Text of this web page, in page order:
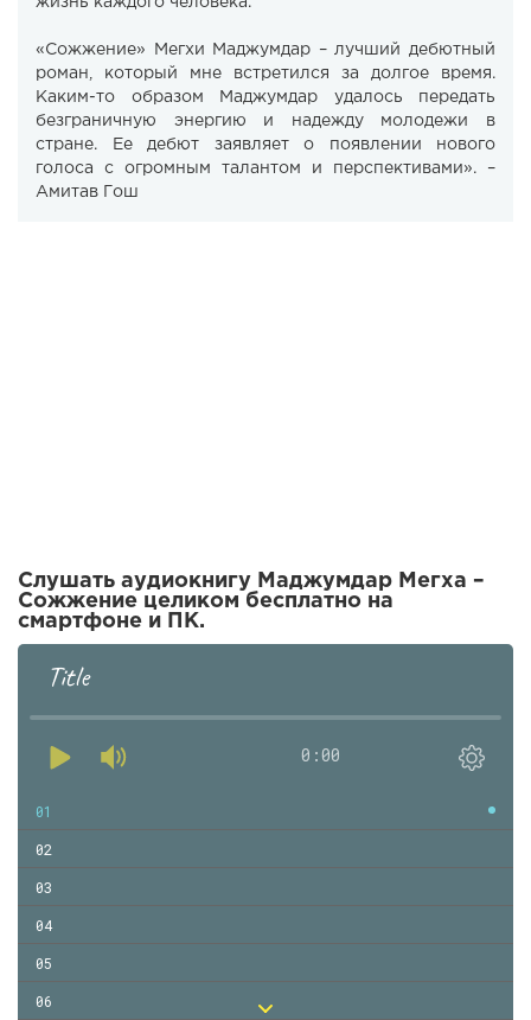
«Сожжение» Мегхи Маджумдар – лучший дебютный
роман, который мне встретился за долгое время.
Каким-то образом Маджумдар удалось передать
безграничную энергию и надежду молодежи в
стране. Ее дебют заявляет о появлении нового
голоса с огромным талантом и перспективами». –
Амитав Гош
Слушать аудиокнигу Маджумдар Мегха –
Сожжение целиком бесплатно на
смартфоне и ПК.
Title
0:00
01
02
03
04
05
06